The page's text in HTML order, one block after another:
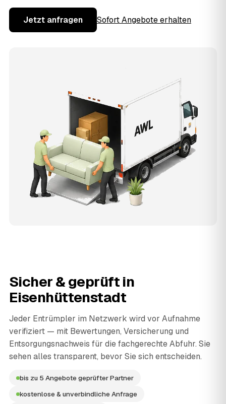
Jetzt anfragen Sofort Angebote erhalten
Sicher & geprüft in
Eisenhüttenstadt
Jeder Entrümpler im Netzwerk wird vor Aufnahme
verifiziert — mit Bewertungen, Versicherung und
Entsorgungsnachweis für die fachgerechte Abfuhr. Sie
sehen alles transparent, bevor Sie sich entscheiden.
bis zu 5 Angebote geprüfter Partner
kostenlose & unverbindliche Anfrage